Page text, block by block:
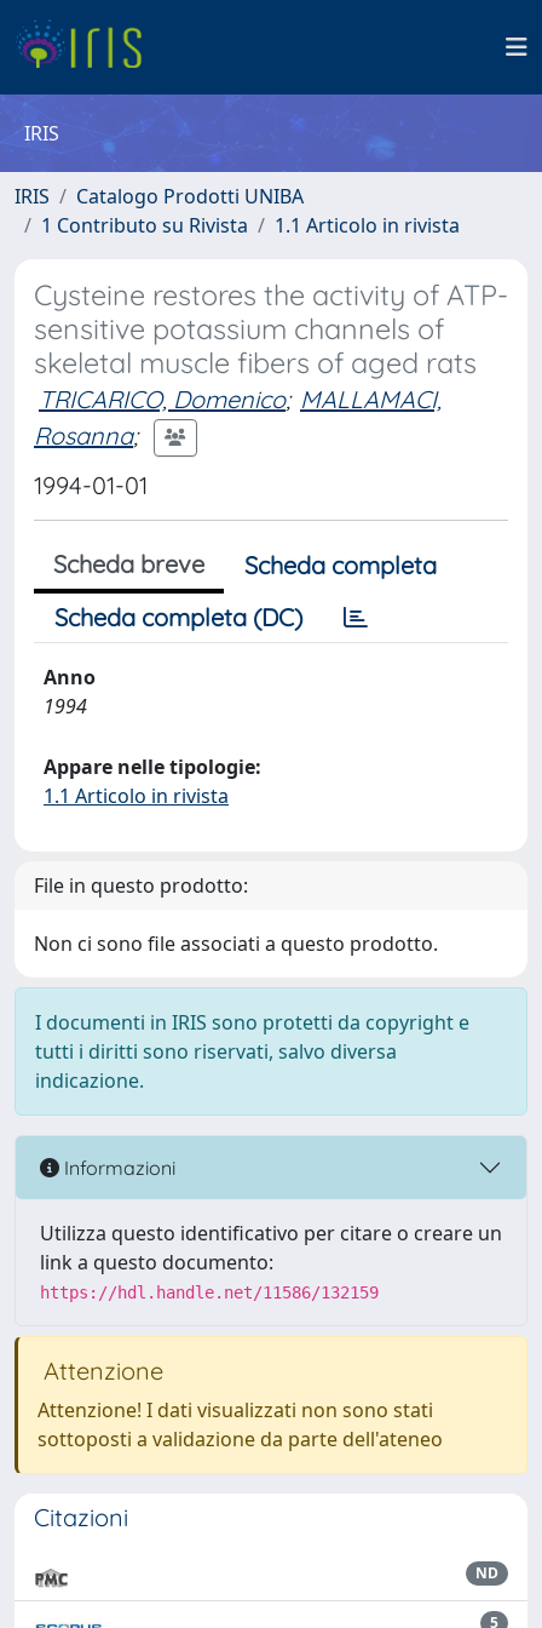
IRIS
IRIS
Catalogo Prodotti UNIBA
1 Contributo su Rivista
1.1 Articolo in rivista
Cysteine restores the activity of ATP-
sensitive potassium channels of
skeletal muscle fibers of aged rats
TRICARICO, Domenico; MALLAMACI,
Rosanna;
1994-01-01
Scheda breve
Scheda completa
Scheda completa (DC)
Anno
1994
Appare nelle tipologie:
1.1 Articolo in rivista
File in questo prodotto:
Non ci sono file associati a questo prodotto.
I documenti in IRIS sono protetti da copyright e
tutti i diritti sono riservati, salvo diversa
indicazione.
Informazioni
Utilizza questo identificativo per citare o creare un
link a questo documento:
https://hdl.handle.net/11586/132159
Attenzione
Attenzione! I dati visualizzati non sono stati
sottoposti a validazione da parte dell'ateneo
Citazioni
ND
5